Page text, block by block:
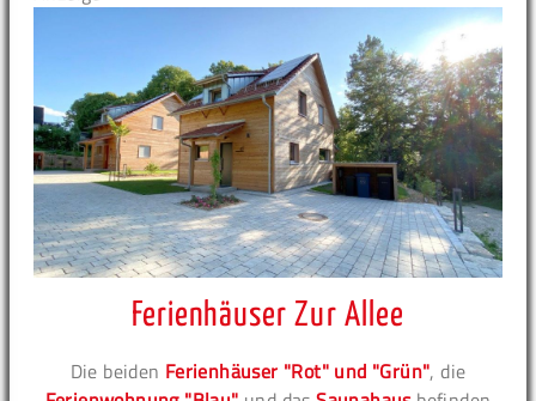
Ferienhäuser Zur Allee
Die beiden Ferienhäuser "Rot" und "Grün", die